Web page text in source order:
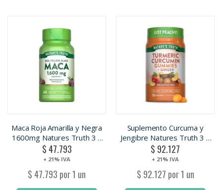
Maca Roja Amarilla y Negra
1600mg Natures Truth 3 x
50 Capsulas
$ 47.793
+ 21% IVA
$ 47.793 por 1 un
Suplemento Curcuma y
Jengibre Natures Truth 3 x
70 Gomitas
$ 92.127
+ 21% IVA
$ 92.127 por 1 un